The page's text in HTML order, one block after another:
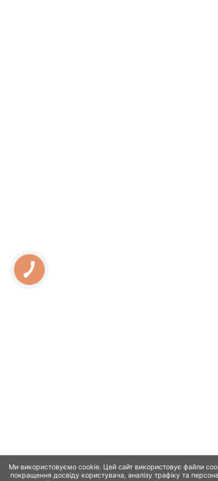
Ми використовуємо cookie. Цей сайт використовує файли
покращення досвіду користувача, аналізу трафіку та